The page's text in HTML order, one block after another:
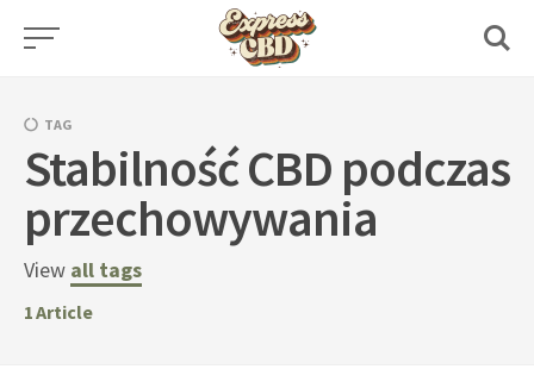
Skip
TAG
Stabilność CBD podczas
przechowywania
View all tags
1Article